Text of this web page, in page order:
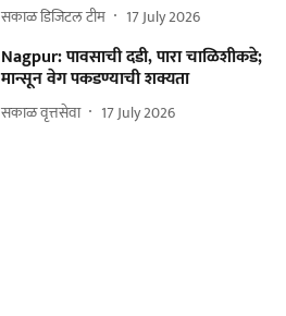
सकाळ डिजिटल टीम 17 July 2026
Nagpur: पावसाची दडी, पारा चाळिशीकडे;
मान्सून वेग पकडण्याची शक्यता
सकाळ वृत्तसेवा 17 July 2026